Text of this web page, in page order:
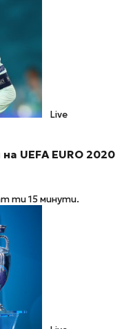
Live
UEFA EURO 2020
ти 15 минути.